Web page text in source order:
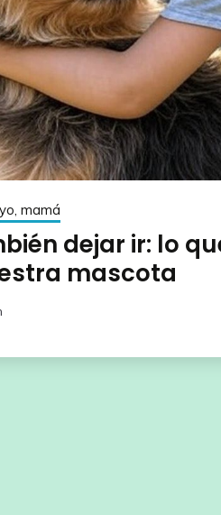
yo, mamá
dejar ir: lo
mascota